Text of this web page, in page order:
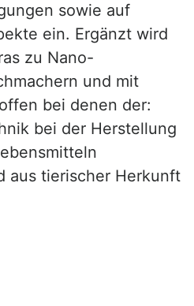
sowie auf
ein. Ergänzt wird
zu Nano-
und mit
bei denen der:
bei der Herstellung
aus tierischer Herkunft